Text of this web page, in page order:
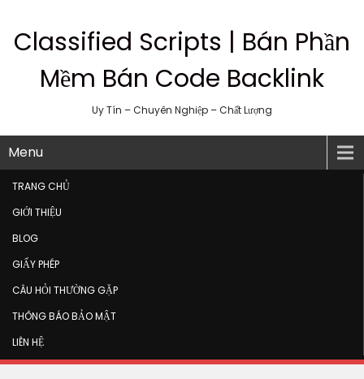
Classified Scripts | Bán Phần
Mềm Bán Code Backlink
Uy Tín – Chuyên Nghiệp – Chất Lượng
Menu
TRANG CHỦ
GIỚI THIỆU
BLOG
GIẤY PHÉP
CÂU HỎI THƯỜNG GẶP
THÔNG BÁO BẢO MẬT
LIÊN HỆ